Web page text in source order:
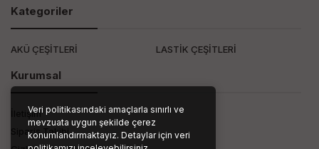
Veri politikasındaki amaçlarla sınırlı ve
mevzuata uygun şekilde çerez
konumlandırmaktayız. Detaylar için veri
Kategoriler
AKÜ ÇEŞİTLERİ LASTİK ÇEŞİTLERİ
Kurumsal
İletişim
Sipariş Takibi